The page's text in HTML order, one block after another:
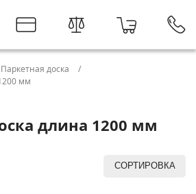
Паркетная доска
мм
длина 1200 мм
СОРТИРОВКА